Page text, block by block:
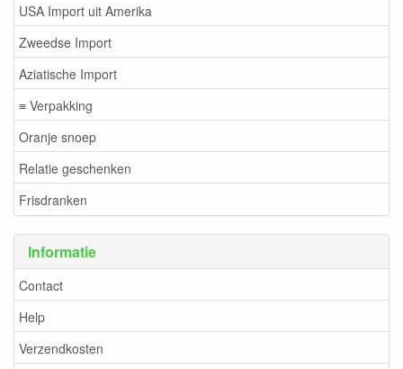
USA Import uit Amerika
Zweedse Import
Aziatische Import
≡ Verpakking
Oranje snoep
Relatie geschenken
Frisdranken
Informatie
Contact
Help
Verzendkosten